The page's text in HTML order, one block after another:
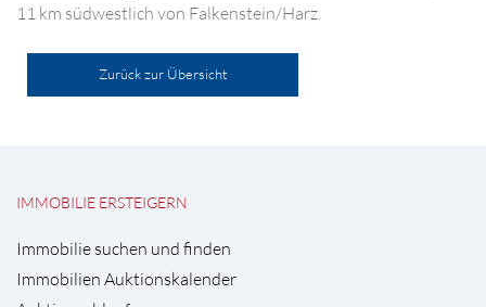
11 km südwestlich von Falkenstein/Harz.
Zurück zur Übersicht
IMMOBILIE ERSTEIGERN
Immobilie suchen und finden
Immobilien Auktionskalender